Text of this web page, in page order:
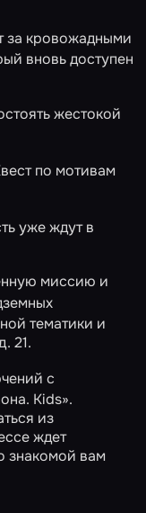
за кровожадными
вновь доступен
жестокой
по мотивам
уже ждут в
миссию и
тематики и
21.
с
Kids».
из
ждет
знакомой вам